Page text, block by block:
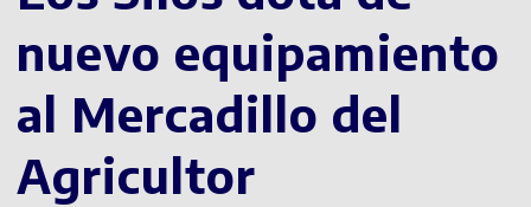
nuevo equipamiento
al Mercadillo del
Agricultor